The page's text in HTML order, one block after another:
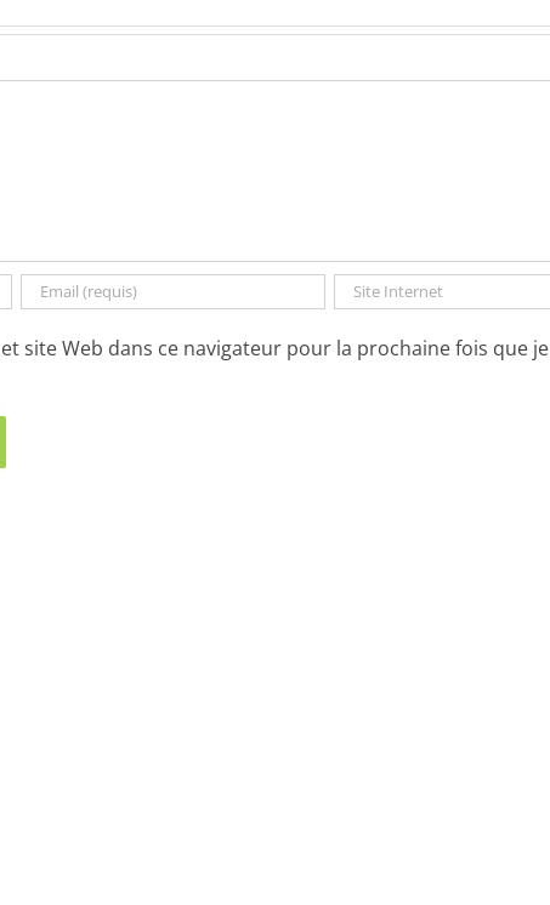
site Web dans ce navigateur pour la prochaine fois que je